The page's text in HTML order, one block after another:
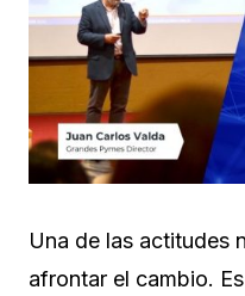
Una de las actitudes
afrontar el cambio.